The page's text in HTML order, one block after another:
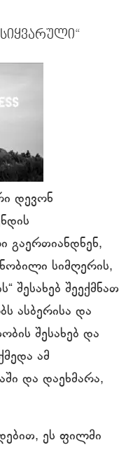
დევონ
გაერთიანდნენ,
სიმღერის,
შესახებ შეექმნათ
ასბერისა და
შესახებ და
ამ
და დაეხმარა,
ეს ფილმი